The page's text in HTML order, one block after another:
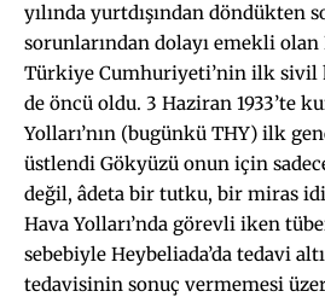
yılında yurtdışından döndükten
sorunlarından dolayı emekli olan
Türkiye Cumhuriyeti’nin ilk sivil
de öncü oldu. 3 Haziran 1933’te
Yolları’nın (bugünkü THY) ilk
üstlendi Gökyüzü onun için
değil, âdeta bir tutku, bir miras
Hava Yolları’nda görevli iken
sebebiyle Heybeliada’da tedavi
tedavisinin sonuç vermemesi